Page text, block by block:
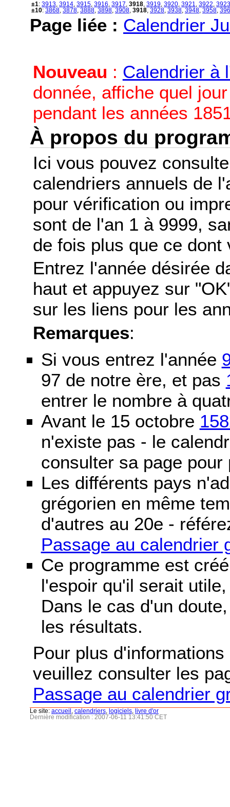
±1: 3913 3914 3915 3916 3917 3918 3919 3920 3921 3922 3923
±10: 3868 3878 3888 3898 3908 3918 3928 3938 3948 3958
Page liée : Calendrier
Nouveau : Calendrier à
donnée, affiche quel
pendant les années
À propos du
Ici vous pouvez
calendriers annuels de
pour vérification ou
sont de l'an 1 à 9999,
de fois plus que ce dont
Entrez l'année désirée
haut et appuyez sur
sur les liens pour les
Remarques:
Si vous entrez l'année
97 de notre ère, et pas
entrer le nombre à
Avant le 15 octobre
n'existe pas - le
consulter sa page pour
Les différents pays
grégorien en même
d'autres au 20e -
Passage au calendrier
Ce programme est
l'espoir qu'il serait
Dans le cas d'un
les résultats.
Pour plus
veuillez consulter les
Passage au calendrier
Le site: accueil calendriers logiciels
livre d'or
Dernière modification : 2007-06-11 13:41:50 CET